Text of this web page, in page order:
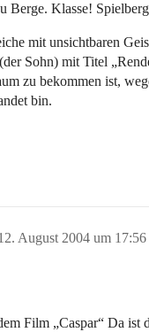
Berge. Klasse!
mit unsichtbaren
Sohn) mit Titel
zu bekommen ist,
bin.
August 2004 um 17:56
Film „Caspar“ Da ist